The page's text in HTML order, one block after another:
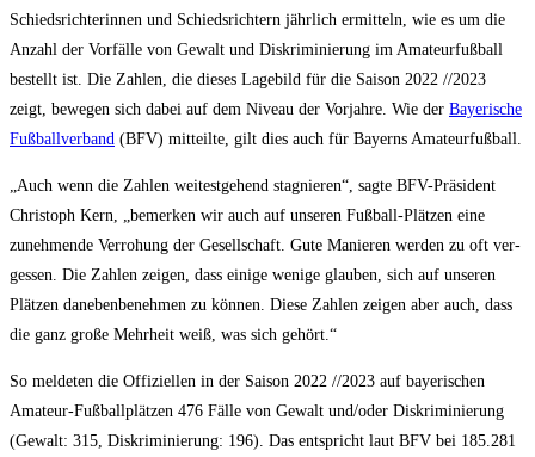
Schieds­rich­te­rin­nen und Schieds­rich­tern jähr­lich ermit­teln, wie es um die
Anzahl der Vor­fäl­le von Gewalt und Dis­kri­mi­nie­rung im Ama­teur­fuß­ball
bestellt ist. Die Zah­len, die die­ses Lage­bild für die Sai­son 2022 /​/​2023
zeigt, bewe­gen sich dabei auf dem Niveau der Vor­jah­re. Wie der Baye­ri­sche
Fuß­ball­ver­band (BFV) mit­teil­te, gilt dies auch für Bay­erns Amateurfußball.
„Auch wenn die Zah­len wei­test­ge­hend sta­gnie­ren“, sag­te BFV-Prä­si­dent
Chris­toph Kern, „bemer­ken wir auch auf unse­ren Fuß­ball-Plät­zen eine
zuneh­men­de Ver­ro­hung der Gesell­schaft. Gute Manie­ren wer­den zu oft ver­
ges­sen. Die Zah­len zei­gen, dass eini­ge weni­ge glau­ben, sich auf unse­ren
Plät­zen dane­ben­be­neh­men zu kön­nen. Die­se Zah­len zei­gen aber auch, dass
die ganz gro­ße Mehr­heit weiß, was sich gehört.“
So mel­de­ten die Offi­zi­el­len in der Sai­son 2022 /​/​2023 auf baye­ri­schen
Ama­teur-Fuß­ball­plät­zen 476 Fäl­le von Gewalt und/​oder Dis­kri­mi­nie­rung
(Gewalt: 315, Dis­kri­mi­nie­rung: 196). Das ent­spricht laut BFV bei 185.281